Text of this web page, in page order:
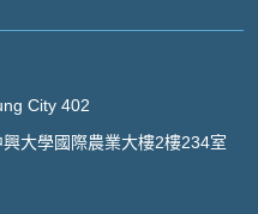
City 402
大學國際農業大樓2樓234室